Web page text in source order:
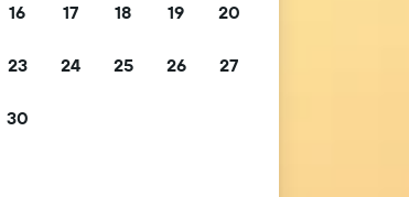
16 17 18 19 20
23 24 25 26 27
30